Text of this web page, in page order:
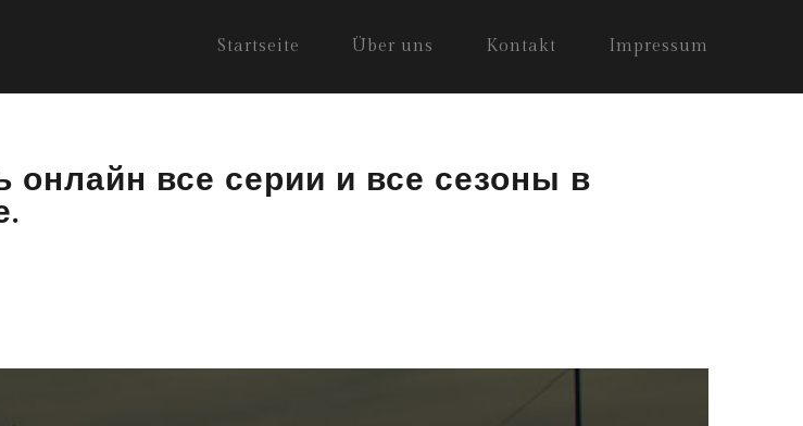
Startseite Über uns Kontakt Impressum
онлайн все серии и все сезоны в